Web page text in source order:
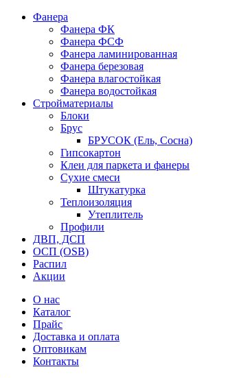
Фанера
Фанера ФК
Фанера ФСФ
Фанера ламинированная
Фанера березовая
Фанера влагостойкая
Фанера водостойкая
Стройматериалы
Блоки
Брус
БРУСОК (Ель, Сосна)
Гипсокартон
Клеи для паркета и фанеры
Сухие смеси
Штукатурка
Теплоизоляция
Утеплитель
Профили
ДВП, ДСП
ОСП (OSB)
Распил
Акции
О нас
Каталог
Прайс
Доставка и оплата
Оптовикам
Контакты